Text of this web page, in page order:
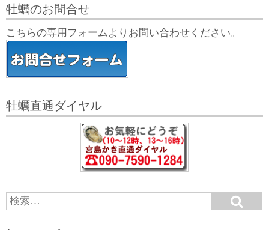
の
ペ
ー
ジ
送
牡蠣のお問合せ
こちらの専用フォームよりお問い合わせください。
牡蠣直通ダイヤル
S
e
e